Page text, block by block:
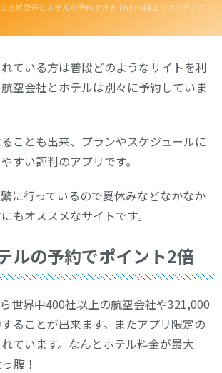
ら航空券とホテルが予約できるiPhone版エクスペディア
ている方は普段どのようなサイトを利
空会社とホテルは別々に予約していま
ことも出来、プランやスケジュールに
すい評判のアプリです。
に行っているので夏休みなどなかなか
もオススメなサイトです。
ルの予約でポイント2倍
世界中400社以上の航空会社や321,000
ることが出来ます。またアプリ限定の
ています。なんとホテル料金が最大
腹！